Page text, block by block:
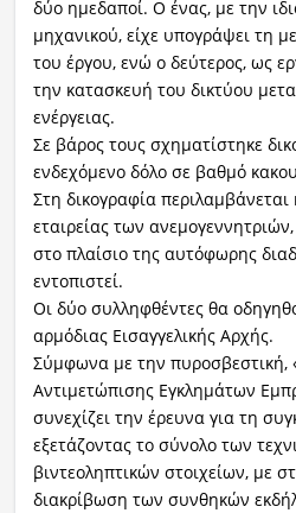
δύο ημεδαποί. Ο ένας, με την
μηχανικού, είχε υπογράψει τη
του έργου, ενώ ο δεύτερος, ως
την κατασκευή του δικτύου
ενέργειας.
Σε βάρος τους σχηματίστηκε
ενδεχόμενο δόλο σε βαθμό
Στη δικογραφία περιλαμβάνεται
εταιρείας των
στο πλαίσιο της αυτόφωρης
εντοπιστεί.
Οι δύο συλληφθέντες θα
αρμόδιας Εισαγγελικής Αρχής.
Σύμφωνα με την πυροσβεστική,
Αντιμετώπισης Εγκλημάτων
συνεχίζει την έρευνα για τη
εξετάζοντας το σύνολο των
βιντεοληπτικών στοιχείων, με
διακρίβωση των συνθηκών